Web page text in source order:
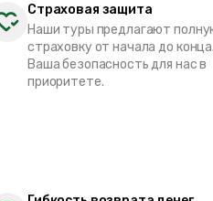
Страховая защита
Наши туры предлагают
страховку от начала до конца.
Ваша безопасность для нас в
приоритете.